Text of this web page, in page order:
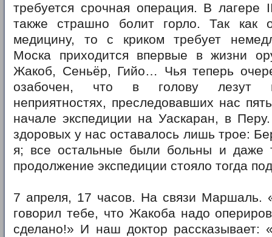
требуется срочная операция. В лагере
также страшно болит горло. Так как
медицину, то с криком требует
Моска приходится впервые в жизни
Жакоб, Сеньёр, Гийо… Чья теперь
озабочен, что в голову лезут
неприятностях, преследовавших нас
начале экспедиции на Уаскаран, в
здоровых у нас оставалось лишь трое:
я; все остальные были больны и даже
продолжение экспедиции стояло тогда
7 апреля, 17 часов. На связи Маршаль.
говорил тебе, что Жакоба надо
сделано!» И наш доктор рассказывает: